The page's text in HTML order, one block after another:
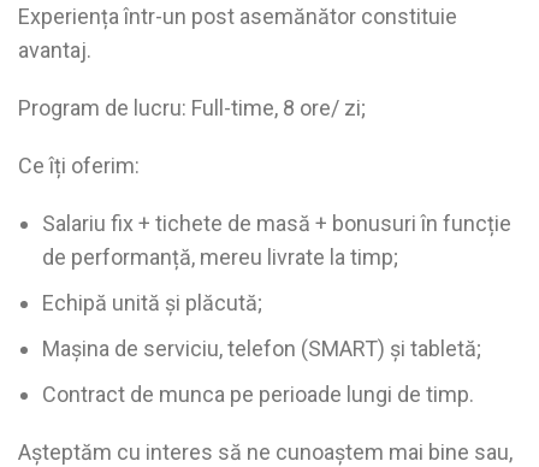
Experiența într-un post asemănător constituie
avantaj.
Program de lucru: Full-time, 8 ore/ zi;
Ce îți oferim:
Salariu fix + tichete de masă + bonusuri în funcție
de performanță, mereu livrate la timp;
Echipă unită și plăcută;
Mașina de serviciu, telefon (SMART) și tabletă;
Contract de munca pe perioade lungi de timp.
Așteptăm cu interes să ne cunoaștem mai bine sau,